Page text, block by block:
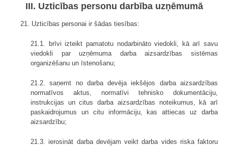
III. Uzticības personu darbība uzņēmumā
21. Uzticības personai ir šādas tiesības:
21.1. brīvi izteikt pamatotu nodarbināto viedokli, kā arī savu
viedokli par uzņēmuma darba aizsardzības sistēmas
organizēšanu un īstenošanu;
21.2. saņemt no darba devēja iekšējos darba aizsardzības
normatīvos aktus, normatīvi tehnisko dokumentāciju,
instrukcijas un citus darba aizsardzības noteikumus, kā arī
paskaidrojumus un citu informāciju, kas attiecas uz darba
aizsardzību;
21.3. ierosināt darba devējam veikt darba vides riska faktoru